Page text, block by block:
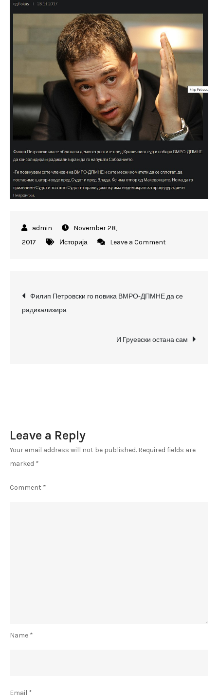
November 28,
2017
Историја Leave a Comment
се
ВМРО-
Post
navigation
Филип Петровски го повика ВМРО-ДПМНЕ да се
радикализира
И Груевски остана сам
Leave a Reply
Your email address will not be published. Required fields are
marked *
Comment *
Name *
Email *